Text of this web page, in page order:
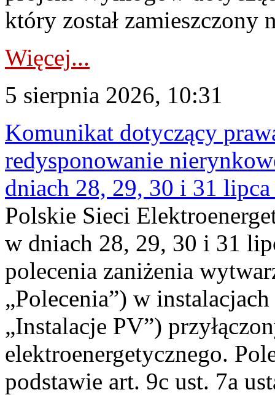
który został zamieszczony
Więcej...
5 sierpnia 2026, 10:31
Komunikat dotyczący
redysponowanie
dniach 28, 29, 30 i 31
Polskie Sieci
w dniach 28, 29, 30 i 31
polecenia zaniżenia
„Polecenia”) w
„Instalacje PV”)
elektroenergetycznego.
podstawie art. 9c ust. 7a